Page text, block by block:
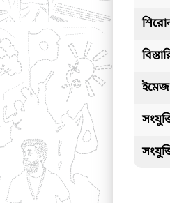
ইমেজ